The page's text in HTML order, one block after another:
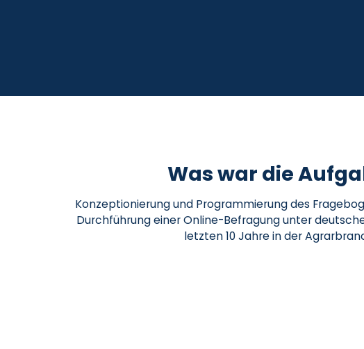
Was war die
Konzeptionierung und Programmierung des
Durchführung einer Online-Befragung unter
letzten 10 Jahre in der